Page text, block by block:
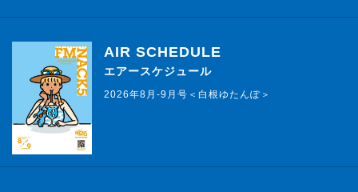
AIR SCHEDULE
エアースケジュール
2026年8月-9月号＜白根ゆたんぽ＞